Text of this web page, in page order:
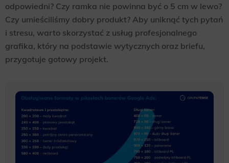
odpowiedni? Czy ramka nie powinna być o 5 cm w lewo?
Czy umieściliśmy dobry produkt? Aby uniknąć tych pytań
i stresu, warto skorzystać z usług profesjonalnego
grafika, który na podstawie wytycznych oraz briefu,
przygotuje gotowy projekt.